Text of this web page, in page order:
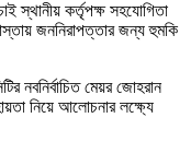
স্থানীয় কর্তৃপক্ষ সহযোগিতা
জননিরাপত্তার জন্য হুমকি
নবনির্বাচিত মেয়র জোহরান
নিয়ে আলোচনার লক্ষ্যে